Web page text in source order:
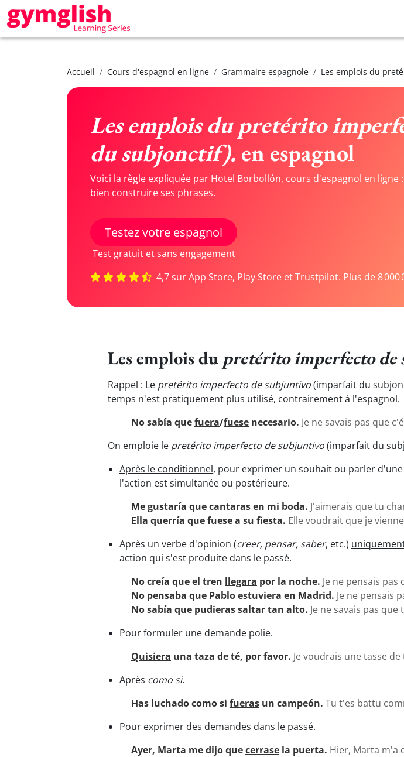
Accueil Cours d'espagnol en ligne Grammaire espagnole Les emplois du
Les emplois du pretérito
du subjonctif). en espagnol
Voici la règle expliquée par Hotel Borbollón, cours d'espagnol en
bien construire ses phrases.
Testez votre espagnol
Test gratuit et sans engagement
4,7 sur App Store, Play Store et Trustpilot. Plus de 8
Les emplois du pretérito imperfecto de
Rappel : Le pretérito imperfecto de subjuntivo(imparfait du
temps n'est pratiquement plus utilisé, contrairement à l'espagnol.
No sabía quefuera/fuese necesario. Je ne savais pas que
On emploie le pretérito imperfecto de subjuntivo(imparfait du
Après le conditionnel, pour exprimer un souhait ou parler
l'action est simultanée ou postérieure.
Me gustaría quecantarasen mi boda. J'aimerais que tu
Ella querría quefuesea su fiesta. Elle voudrait que je
Après un verbe d'opinion (creer, pensar, saber, etc.)
action qui s'est produite dans le passé.
No creía que el tren llegara por la noche. Je ne pensais
No pensaba que Pabloestuviera en Madrid. Je ne pensais
No sabía que pudierassaltar tan alto. Je ne savais pas
Pour formuler une demande polie.
Quisiera una taza de té, por favor. Je voudrais une tasse
Après como si.
Has luchado como si fueras un campeón. Tu t'es battu
Pour exprimer des demandes dans le passé.
Ayer, Marta me dijo quecerrase la puerta. Hier, Marta m'a